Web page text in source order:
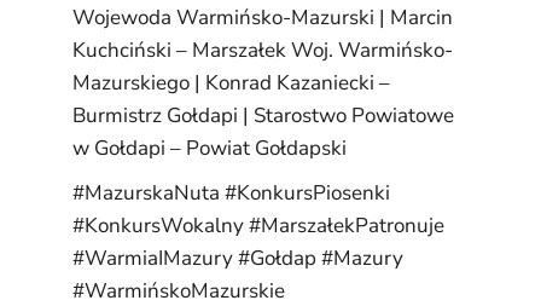
Wojewoda Warmińsko-Mazurski | Marcin
Kuchciński – Marszałek Woj. Warmińsko-
Mazurskiego | Konrad Kazaniecki –
Burmistrz Gołdapi | Starostwo Powiatowe
w Gołdapi – Powiat Gołdapski
#MazurskaNuta #KonkursPiosenki
#KonkursWokalny#MarszałekPatronuje
#WarmiaIMazury#Gołdap #Mazury
#WarmińskoMazurskie